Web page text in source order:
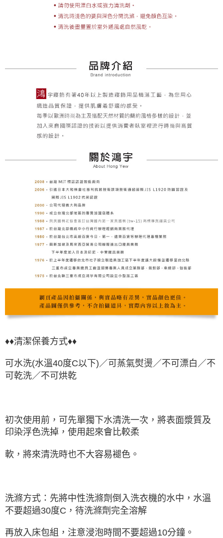
♦♦清潔保養方式♦♦
可水洗(水溫40度C以下)／可蒸氣熨燙／不可漂白／不
可乾洗／不可烘乾
初次使用前，可先單獨下水清洗一次，將表面漿質及
印染浮色洗掉，使用起來會比較柔
軟，將來清洗時也不大容易褪色。
洗滌方式：先將中性洗滌劑倒入洗衣機的水中，水溫
不要超過30度C，待洗滌劑完全溶解
再放入床包組，注意浸泡時間不要超過10分鐘。